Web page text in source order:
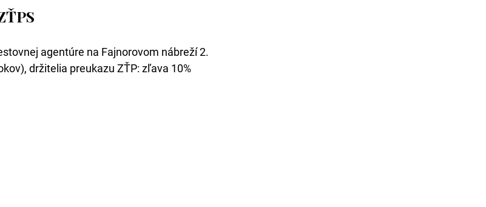
agentúre na Fajnorovom nábreží 2.
držitelia preukazu ZŤP: zľava 10%